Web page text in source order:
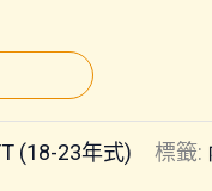
(18-23年式) 標籤: